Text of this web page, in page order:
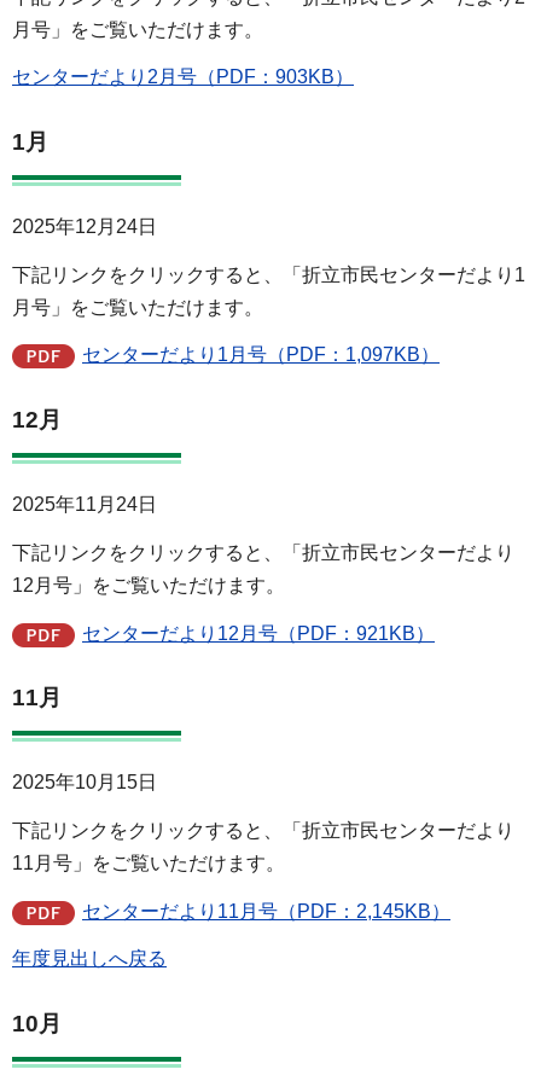
月号」をご覧いただけます。
センターだより2月号（PDF：903KB）
1月
2025年12月24日
下記リンクをクリックすると、「折立市民センターだより1
月号」をご覧いただけます。
センターだより1月号（PDF：1,097KB）
12月
2025年11月24日
下記リンクをクリックすると、「折立市民センターだより
12月号」をご覧いただけます。
センターだより12月号（PDF：921KB）
11月
2025年10月15日
下記リンクをクリックすると、「折立市民センターだより
11月号」をご覧いただけます。
センターだより11月号（PDF：2,145KB）
年度見出しへ戻る
10月